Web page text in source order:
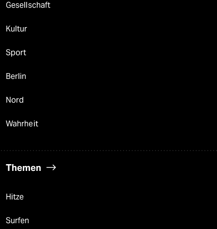
Gesellschaft
Kultur
Sport
Berlin
Nord
Wahrheit
Themen
Hitze
Surfen